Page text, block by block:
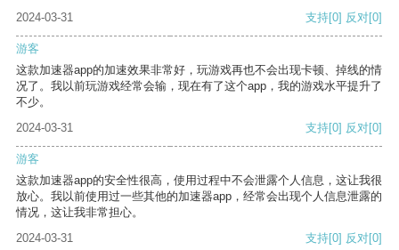
2024-03-31
支持[0] 反对[0]
游客
这款加速器app的加速效果非常好，玩游戏再也不会出现卡顿、掉线的情
况了。我以前玩游戏经常会输，现在有了这个app，我的游戏水平提升了
不少。
2024-03-31
支持[0] 反对[0]
游客
这款加速器app的安全性很高，使用过程中不会泄露个人信息，这让我很
放心。我以前使用过一些其他的加速器app，经常会出现个人信息泄露的
情况，这让我非常担心。
2024-03-31
支持[0] 反对[0]